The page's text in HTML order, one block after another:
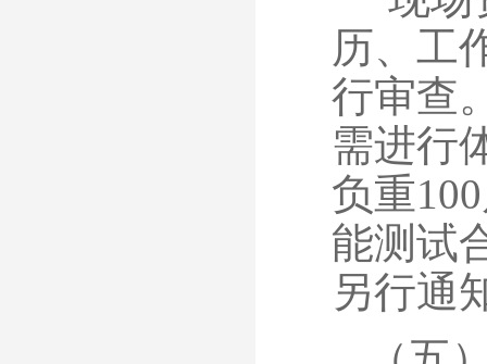
历、工
行审查
需进行
负重
能测试
另行通